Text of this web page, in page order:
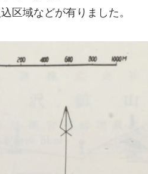
区域などが有りました。